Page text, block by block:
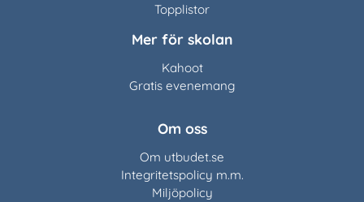
Topplistor
Mer för skolan
Kahoot
Gratis evenemang
Om oss
Om utbudet.se
Integritetspolicy m.m.
Miljöpolicy